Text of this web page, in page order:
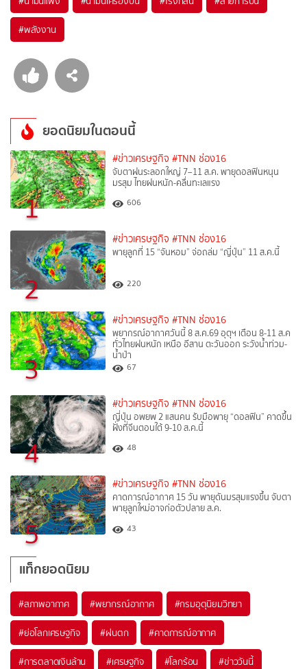
#พลังงาน
ยอดนิยมในตอนนี้
1
#ข่าวเศรษฐกิจ #TNN ช่อง16
จับตาฝนระลอกใหญ่ 7–11 ส.ค. พายุดอลฟินหนุน
มรสุม ไทยฝนหนัก-คลื่นทะเลแรง
606
2
#ข่าวเศรษฐกิจ #TNN ช่อง16
พายุลูกที่ 15 “จันหอม” จ่อถล่ม “ญี่ปุ่น” 11 ส.ค.นี้
220
3
#ข่าวเศรษฐกิจ #TNN ช่อง16
พยากรณ์อากาศวันนี้ 8 ส.ค.69 อุตุฯ เตือน 8-11 ส.ค
ทั่วไทยฝนหนัก เหนือ อีสาน ตะวันออก ระวังน้ำท่วม-
น้ำป่า
67
4
#ข่าวเศรษฐกิจ #TNN ช่อง16
ญี่ปุ่น อพยพ 2 แสนคน รับมือพายุ “ดอลฟิน” คาดขึ้น
ฝั่งที่จีนตอนใต้ 9-10 ส.ค.นี้
48
5
#ข่าวเศรษฐกิจ #TNN ช่อง16
คาดการณ์อากาศ 15 วัน พายุดันมรสุมแรงขึ้น จับตา
พายุลูกใหม่อาจก่อตัวปลาย ส.ค.
43
แท็กยอดนิยม
#สภาพอากาศ #พยากรณ์อากาศ #กรมอุตุนิยมวิทยา
#ย่อโลกเศรษฐกิจ #ฝนตก #คาดการณ์อากาศ
#การตลาดเงินล้าน #เศรษฐกิจ #โลกร้อน #ข่าววันนี้